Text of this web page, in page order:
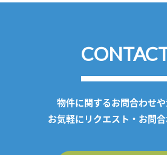
物件に関するお問合わせや
お気軽にリクエスト・お問合